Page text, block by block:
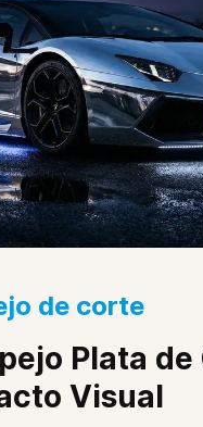
de corte
Plata
Visual